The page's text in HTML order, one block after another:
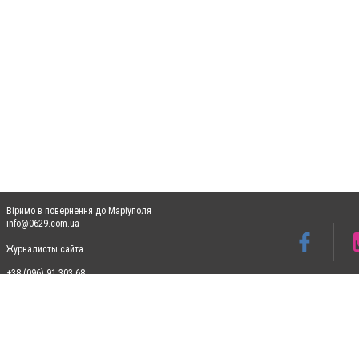
Віримо в повернення до Маріуполя
info@0629.com.ua
Журналисты сайта
+38 (096) 91 303 68